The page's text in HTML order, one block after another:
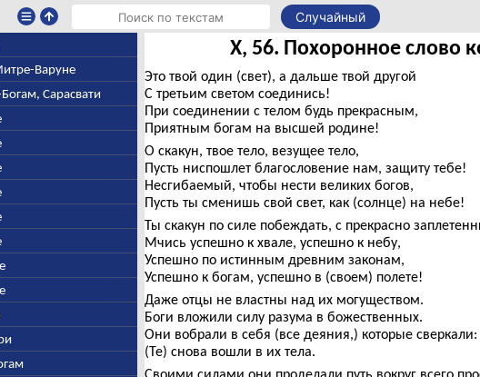
Случайный
Варуне
Сарасвати
X, 56. Похоронное слово
Это твой один (свет), а дальше твой другой
С третьим светом соединись!
При соединении с телом будь прекрасным,
Приятным богам на высшей родине!
О скакун, твое тело, везущее тело,
Пусть ниспошлет благословение нам, защиту тебе!
Несгибаемый, чтобы нести великих богов,
Пусть ты сменишь свой свет, как (солнце) на небе!
Ты скакун по силе побеждать, с прекрасно
Мчись успешно к хвале, успешно к небу,
Успешно по истинным древним законам,
Успешно к богам, успешно в (своем) полете!
Даже отцы не властны над их могуществом.
Боги вложили силу разума в божественных.
Они вобрали в себя (все деяния,) которые сверкали:
(Те) снова вошли в их тела.